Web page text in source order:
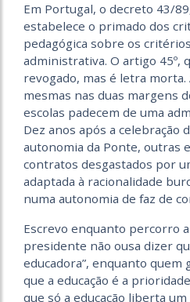
Em Portugal, o decreto 43/
estabelece o primado dos
pedagógica sobre os
administrativa. O artigo 45º,
revogado, mas é letra morta.
mesmas nas duas margens
escolas padecem de uma
Dez anos após a celebração
autonomia da Ponte, outras
contratos desgastados por
adaptada à racionalidade
numa autonomia de faz de
Escrevo enquanto percorro
presidente não ousa dizer
educadora”, enquanto quem
que a educação é a
que só a educação liberta